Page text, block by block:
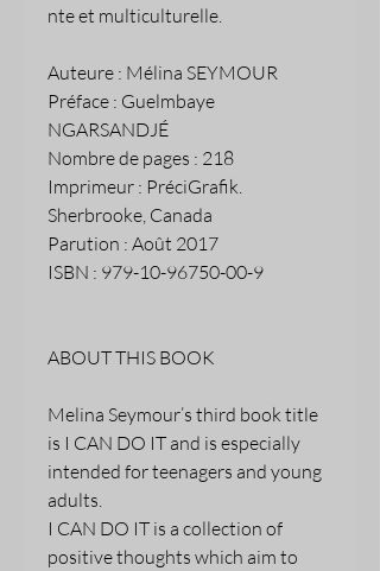
nte et multiculturelle.
Auteure : Mélina SEYMOUR
Préface : Guelmbaye
NGARSANDJÉ
Nombre de pages : 218
Imprimeur : PréciGrafik.
Sherbrooke, Canada
Parution : Août 2017
ISBN : 979-10-96750-00-9
ABOUT THIS BOOK
Melina Seymour’s third book title
is I CAN DO IT and is especially
intended for teenagers and young
adults.
I CAN DO IT is a collection of
positive thoughts which aim to